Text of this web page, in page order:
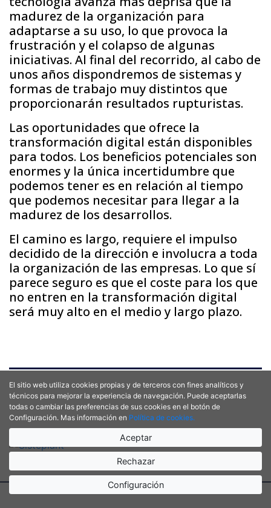
madurez de la organización para
adaptarse a su uso, lo que provoca la
frustración y el colapso de algunas
iniciativas. Al final del recorrido, al cabo de
unos años dispondremos de sistemas y
formas de trabajo muy distintos que
proporcionarán resultados rupturistas.
Las oportunidades que ofrece la
transformación digital están disponibles
para todos. Los beneficios potenciales son
enormes y la única incertidumbre que
podemos tener es en relación al tiempo
que podemos necesitar para llegar a la
madurez de los desarrollos.
El camino es largo, requiere el impulso
decidido de la dirección e involucra a toda
la organización de las empresas. Lo que sí
parece seguro es que el coste para los que
no entren en la transformación digital
será muy alto en el medio y largo plazo.
El sitio web utiliza cookies propias y de terceros con fines analíticos y
técnicos para mejorar la experiencia de navegación. Puede aceptarlas
todas o cambiar las preferencias de sus cookies en el botón de
Configuración. Mas información en Política de cookies.
Aceptar
Rechazar
Configuración